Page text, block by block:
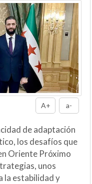
A+ a-
de adaptación
los desafíos que
Oriente Próximo
unos
la estabilidad y